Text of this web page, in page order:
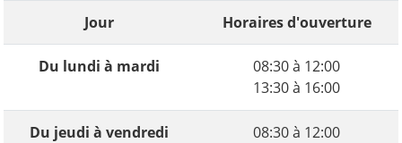
Jour Horaires d'ouverture
Du lundi à mardi
08:30 à 12:00
13:30 à 16:00
Du jeudi à vendredi
08:30 à 12:00